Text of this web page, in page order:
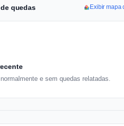
quedas Exibir mapa
e sem quedas relatadas.